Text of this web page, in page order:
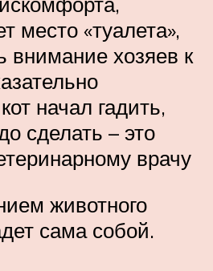
место «туалета»,
внимание хозяев к
начал гадить,
сделать – это
врачу
животного
сама собой.